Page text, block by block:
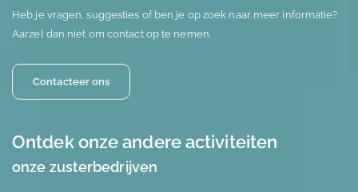
Heb je vragen, suggesties of ben je op zoek naar meer informatie?
Aarzel dan niet om contact op te nemen.
Contacteer ons
Ontdek onze andere activiteiten
onze zusterbedrijven